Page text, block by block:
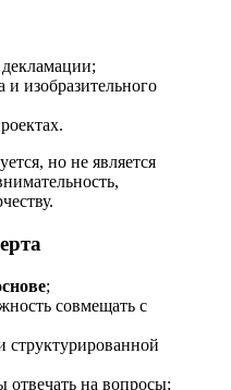
и изобразительного
но не является
;
совмещать с
структурированной
отвечать на вопросы;